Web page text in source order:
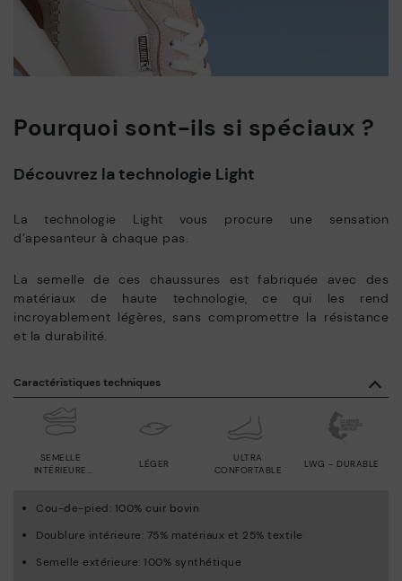
Pourquoi sont-ils si spéciaux ?
Découvrez la technologie Light
La technologie Light vous procure une sensation
d’apesanteur à chaque pas.
La semelle de ces chaussures est fabriquée avec des
matériaux de haute technologie, ce qui les rend
incroyablement légères, sans compromettre la résistance
et la durabilité.
Caractéristiques techniques
LÉGER
SEMELLE
INTÉRIEURE
ULTRA
CONFORTABLE
LWG - DURABLE
Cou-de-pied: 100% cuir bovin
Doublure intérieure: 75% matériaux et 25% textile
Semelle extérieure: 100% synthétique